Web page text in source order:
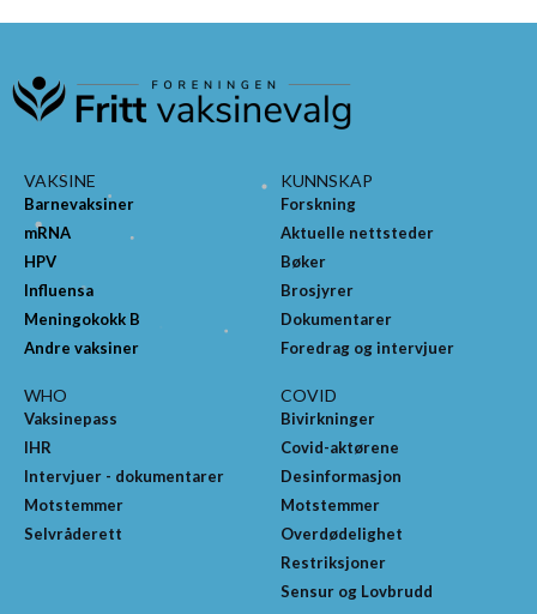
VAKSINE
Barnevaksiner
mRNA
HPV
Influensa
Meningokokk B
Andre vaksiner
KUNNSKAP
Forskning
Aktuelle nettsteder
Bøker
Brosjyrer
Dokumentarer
Foredrag og intervjuer
WHO
Vaksinepass
IHR
Intervjuer - dokumentarer
Motstemmer
Selvråderett
COVID
Bivirkninger
Covid-aktørene
Desinformasjon
Motstemmer
Overdødelighet
Restriksjoner
Sensur og Lovbrudd